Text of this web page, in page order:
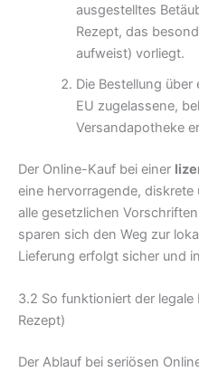
ausgestelltes
Rezept, das
aufweist) vorliegt.
Die Bestellung
EU zugelassene,
Versandapotheke
Der Online-Kauf bei einer
eine hervorragende,
alle gesetzlichen
sparen sich den Weg zur
Lieferung erfolgt sicher und
3.2 So funktioniert der
Rezept)
Der Ablauf bei seriösen